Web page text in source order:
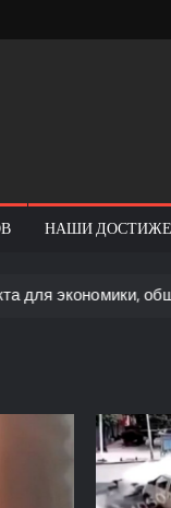
НАШИ
общества